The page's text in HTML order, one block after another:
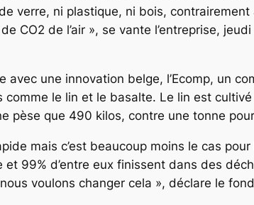
verre, ni plastique, ni bois,
CO2 de l’air », se vante l’entreprise,
une innovation belge, l’Ecomp, un
le lin et le basalte. Le lin est
pèse que 490 kilos, contre une tonne
mais c’est beaucoup moins le cas
99% d’entre eux finissent dans des
voulons changer cela », déclare le